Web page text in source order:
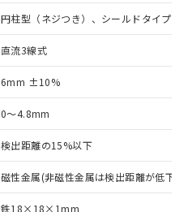
円柱型（ネジつき）、シールドタイプ
直流3線式
6mm ±10%
0～4.8mm
検出距離の15%以下
磁性金属(非磁性金属は検出距離が低下し
鉄18×18×1mm